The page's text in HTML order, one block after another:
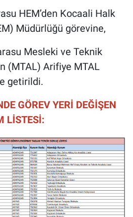
HEM’den Kocaali Halk
Müdürlüğü görevine,
Mesleki ve Teknik
(MTAL) Arifiye MTAL
getirildi.
GÖREV YERİ DEĞİŞEN
LİSTESİ: